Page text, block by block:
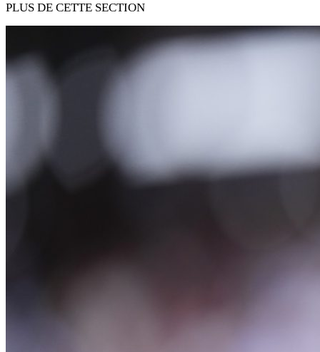
PLUS DE CETTE SECTION